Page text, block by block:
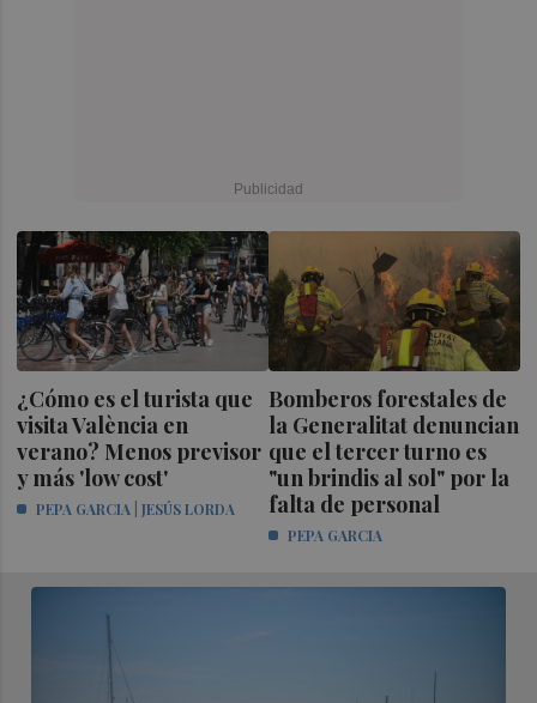
¿Cómo es el turista que
visita València en
verano? Menos previsor
y más 'low cost'
PEPA GARCIA | JESÚS LORDA
Bomberos forestales de
la Generalitat denuncian
que el tercer turno es
"un brindis al sol" por la
falta de personal
PEPA GARCIA